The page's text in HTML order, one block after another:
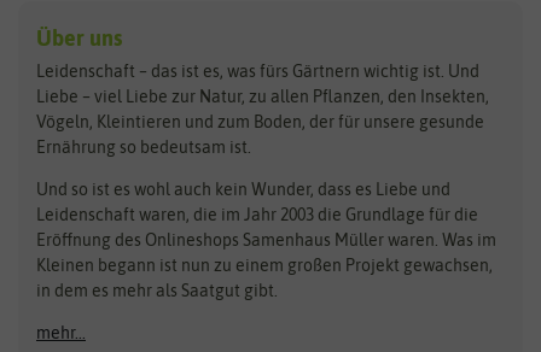
Kräutersamen
Obstsamen
Pilzbrut
Rasensamen
Steckzwiebeln
Zimmer & Kübelpflanzen
Kataloge
Schnäppchen
Anzucht & Gartenzubehör
Anzuchtschalen
Benary
Bingenheimer Saatgut
Bionana
BIOWOL
Blumicorn
Bûten Birds
Dürr-Samen
Feldsaaten Freudenberger
Fertil
Flora Elite
Über uns
Leidenschaft – das ist es, was fürs Gärtnern wichtig ist. Und
Liebe – viel Liebe zur Natur, zu allen Pflanzen, den Insekten,
Vögeln, Kleintieren und zum Boden, der für unsere gesunde
Ernährung so bedeutsam ist.
Und so ist es wohl auch kein Wunder, dass es Liebe und
Leidenschaft waren, die im Jahr 2003 die Grundlage für die
Eröffnung des Onlineshops Samenhaus Müller waren. Was im
Kleinen begann ist nun zu einem großen Projekt gewachsen,
in dem es mehr als Saatgut gibt.
mehr...